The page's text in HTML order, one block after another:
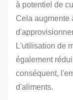
à potentiel de
Cela augmente
L'utilisation de
également
conséquent,
d'aliments.